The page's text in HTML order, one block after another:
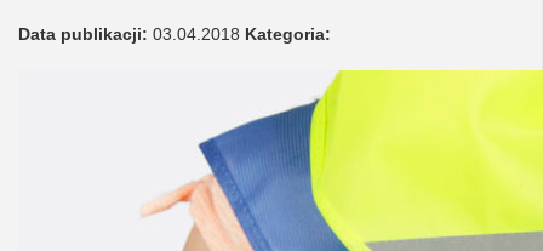
Data publikacji: 03.04.2018 Kategoria: